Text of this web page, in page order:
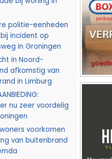
politie-eenheden
incident op
in Groningen
in Noord-
afkomstig van
in Limburg
nu zeer voordelig
voorkomen
van buitenbrand